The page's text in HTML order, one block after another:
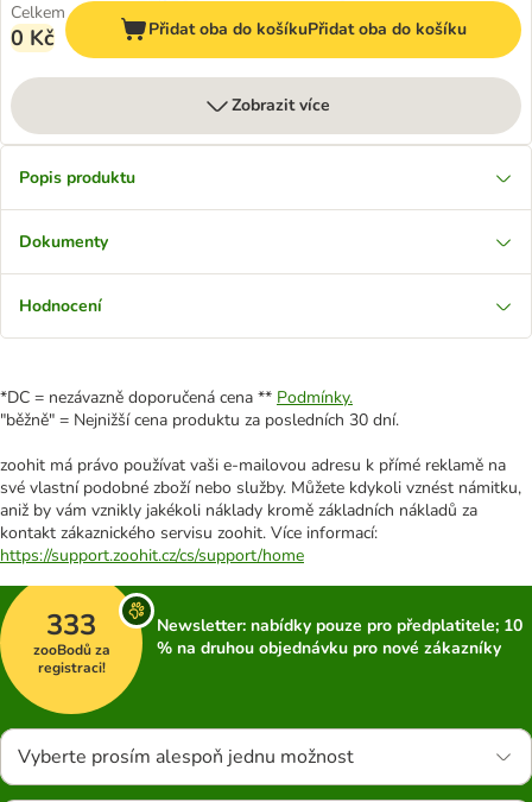
Celkem
0 Kč Přidat oba do košíkuPřidat oba do košíku
Zobrazit více
Popis produktu
Dokumenty
Hodnocení
*DC = nezávazně doporučená cena ** Podmínky.
"běžně" = Nejnižší cena produktu za posledních 30 dní.
zoohit má právo používat vaši e-mailovou adresu k přímé reklamě na
své vlastní podobné zboží nebo služby. Můžete kdykoli vznést námitku,
aniž by vám vznikly jakékoli náklady kromě základních nákladů za
kontakt zákaznického servisu zoohit. Více informací:
https://support.zoohit.cz/cs/support/home
333
zooBodů za
registraci!
Newsletter: nabídky pouze pro předplatitele; 10
% na druhou objednávku pro nové zákazníky
Vyberte prosím alespoň jednu možnost